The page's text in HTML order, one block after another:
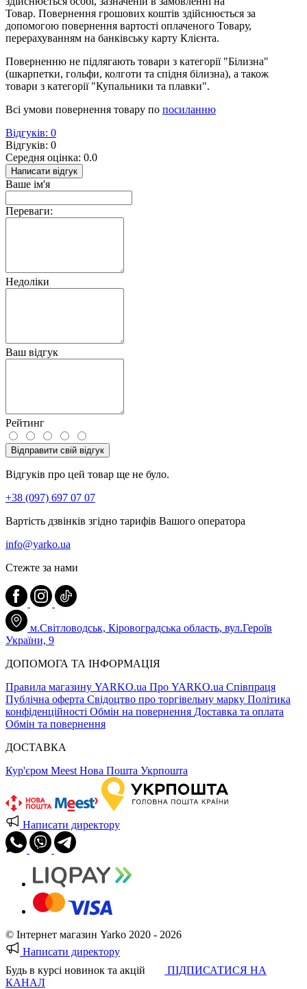
Товар. Повернення грошових коштів здійснюється за
допомогою повернення вартості оплаченого Товару,
перерахуванням на банківську карту Клієнта.
Поверненню не підлягають товари з категорії "Білизна"
(шкарпетки, гольфи, колготи та спідня білизна), а також
товари з категорії "Купальники та плавки".
Всі умови повернення товару по посиланню
Відгуків: 0
Відгуків: 0
Середня оцінка: 0.0
Написати відгук
Ваше ім'я
Переваги:
Недоліки
Ваш відгук
Рейтинг
Відправити свій відгук
Відгуків про цей товар ще не було.
+38 (097) 697 07 07
Вартість дзвінків згідно тарифів Вашого оператора
info@yarko.ua
Стежте за нами
м.Світловодськ, Кіровоградська область, вул.Героїв
України, 9
ДОПОМОГА ТА ІНФОРМАЦІЯ
Правила магазину YARKO.ua Про YARKO.ua Співпраця
Публічна оферта Свідоцтво про торгівельну марку Політика
конфіденційності Обмін на повернення Доставка та оплата
Обмін та повернення
ДОСТАВКА
Кур'єром Meest Нова Пошта Укрпошта
Написати директору
© Інтернет магазин Yarko 2020 - 2026
Написати директору
Будь в курсі новинок та акцій
ПІДПИСАТИСЯ НА
КАНАЛ